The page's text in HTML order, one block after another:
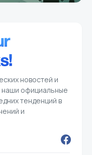
новостей и
наши официальные
тенденций в
и